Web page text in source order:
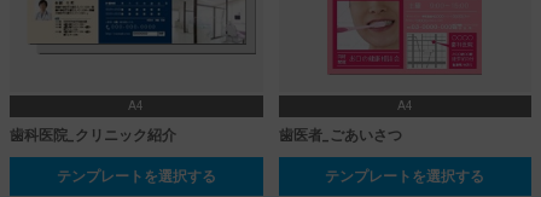
A4
歯科医院_クリニック紹介
テンプレートを選択する
A4
歯医者_ごあいさつ
テンプレートを選択する